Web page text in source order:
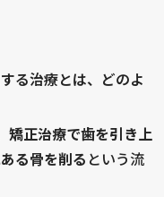
る治療とは、どのよ
矯正治療で歯を引き上
る骨を削る という流